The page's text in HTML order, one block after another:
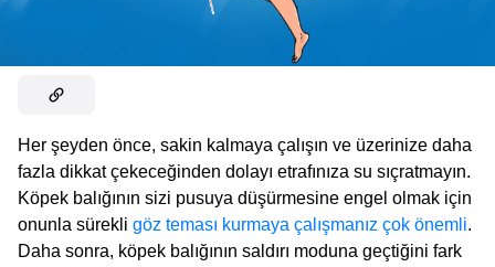
Her şeyden önce, sakin kalmaya çalışın ve üzerinize daha
fazla dikkat çekeceğinden dolayı etrafınıza su sıçratmayın.
Köpek balığının sizi pusuya düşürmesine engel olmak için
onunla sürekli göz teması kurmaya çalışmanız çok önemli.
Daha sonra, köpek balığının saldırı moduna geçtiğini fark